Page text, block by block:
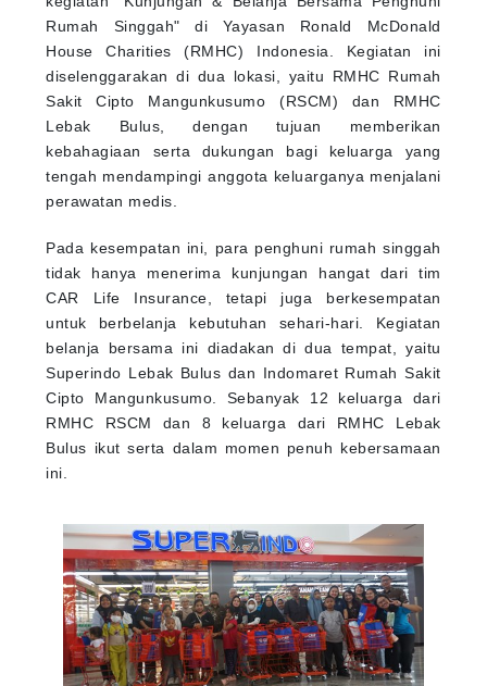
Rumah Singgah" di Yayasan Ronald McDonald
House Charities (RMHC) Indonesia. Kegiatan ini
diselenggarakan di dua lokasi, yaitu RMHC Rumah
Sakit Cipto Mangunkusumo (RSCM) dan RMHC
Lebak Bulus, dengan tujuan memberikan
kebahagiaan serta dukungan bagi keluarga yang
tengah mendampingi anggota keluarganya menjalani
perawatan medis.
Pada kesempatan ini, para penghuni rumah singgah
tidak hanya menerima kunjungan hangat dari tim
CAR Life Insurance, tetapi juga berkesempatan
untuk berbelanja kebutuhan sehari-hari. Kegiatan
belanja bersama ini diadakan di dua tempat, yaitu
Superindo Lebak Bulus dan Indomaret Rumah Sakit
Cipto Mangunkusumo. Sebanyak 12 keluarga dari
RMHC RSCM dan 8 keluarga dari RMHC Lebak
Bulus ikut serta dalam momen penuh kebersamaan
ini.